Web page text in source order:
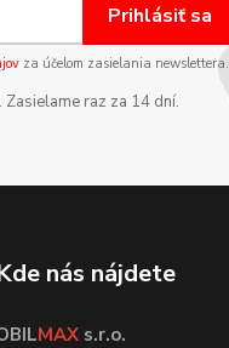
Prihlásiť sa
za účelom zasielania newslettera.
raz za 14 dní.
nás nájdete
MAX s.r.o.